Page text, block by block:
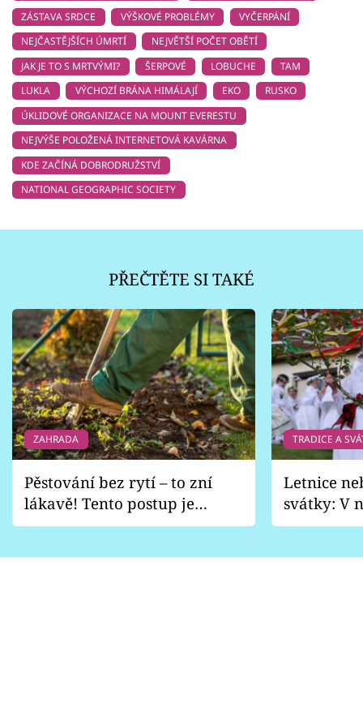
ZÁSTAVA SRDCE
VÝŠKOVÉ PROBLÉMY
VYČERPÁNÍ
NEJČASTĚJŠÍCH ÚMRTÍ
NEJVĚTŠÍ POČET OBĚTÍ
JAK JE TO S MRTVÝMI?
ŠERPOVÉ LOBUCHE
TAM
LUKLA
VÝCHOZÍ BRÁNA HIMÁLAJÍ EKO
RUSKO
ÚKLIDOVÉ ORGANIZACE NA MOUNT EVERESTU
NEJVÝŠE POLOŽENÁ INTERNETOVÁ KAVÁRNA
KDE ZAČÍNÁ DOBRODRUŽSTVÍ
NATIONAL GEOGRAPHIC SOCIETY
PŘEČTĚTE SI TAKÉ
ZAHRADA
Pěstování bez rytí – to zní
lákavě! Tento postup je
vhodný jen pro některé
TRADICE A
Letnice
svátky: V
pondělí